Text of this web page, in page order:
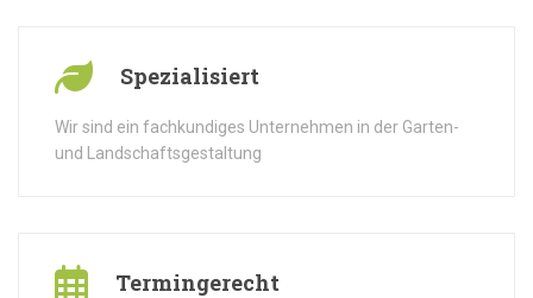
Spezialisiert
Wir sind ein fachkundiges Unternehmen in der Garten-
und Landschaftsgestaltung
Termingerecht